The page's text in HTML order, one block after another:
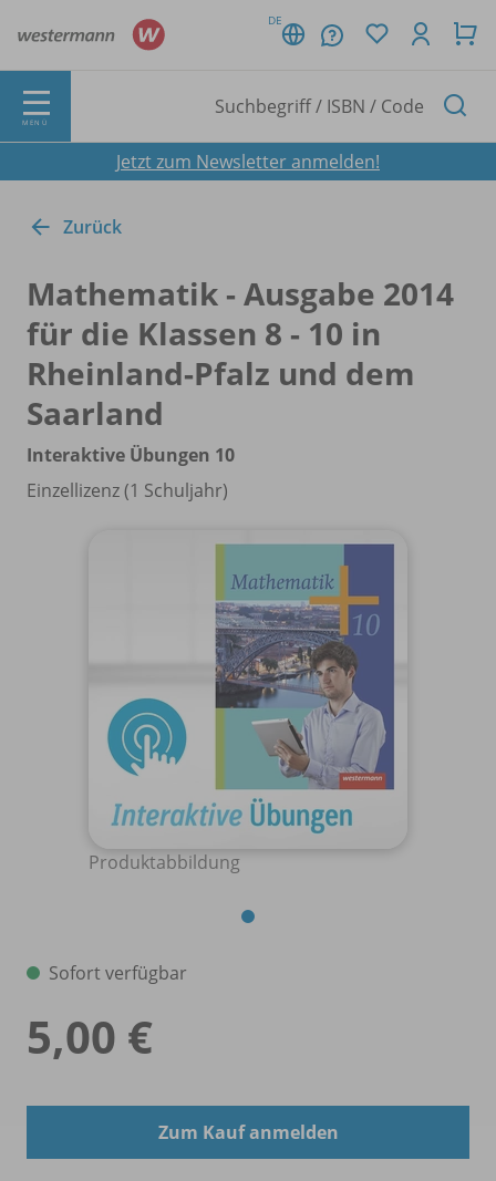
DE
MENÜ
Jetzt zum Newsletter anmelden!
Zurück
Mathematik - Ausgabe 2014
für die Klassen 8 - 10 in
Rheinland-Pfalz und dem
Saarland
Interaktive Übungen 10
Einzellizenz (1 Schuljahr)
Produktabbildung
Sofort verfügbar
5,00 €
Zum Kauf anmelden